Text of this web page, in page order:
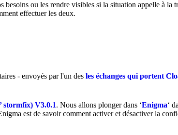
ou les rendre visibles si la situation appelle à la
effectuer les deux.
- envoyés par l'un des les échanges qui portent
V3.0.1. Nous allons plonger dans ‘Enigma‘
est de savoir comment activer et désactiver la